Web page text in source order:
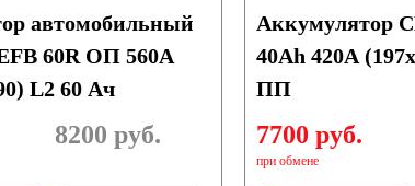
Германия
автомобильный
60R ОП 560A
L2 60 Ач
8200 руб.
Аккумулятор
40Ah 420A
ПП
7700 руб.
при обмене